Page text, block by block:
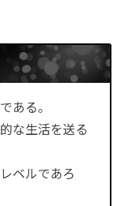
ある。
な生活を送る
ベルであろ